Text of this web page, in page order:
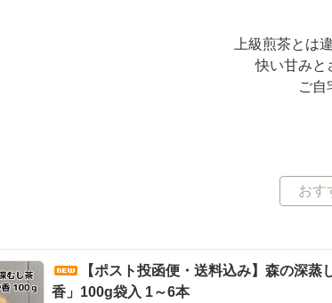
上級煎茶とは
快い甘みと
ご自
おす
【ポスト投函便・送料込み】森の深蒸
香」100g袋入 1～6本